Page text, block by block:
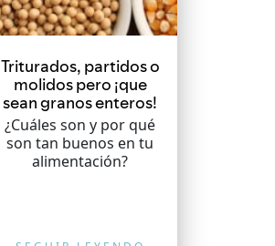
Triturados, partidos o
molidos pero ¡que
sean granos enteros!
¿Cuáles son y por qué
son tan buenos en tu
alimentación?